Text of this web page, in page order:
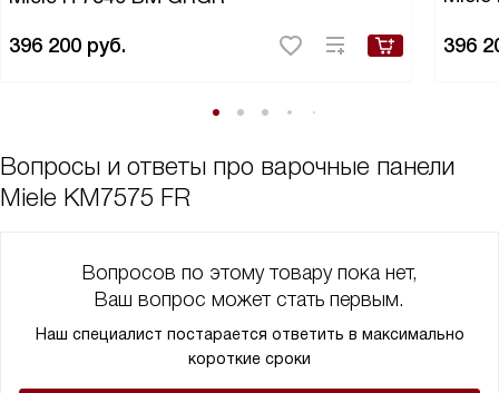
с задачей. Блюда оказались вкусными, все были довольны, а я -
396 200 руб. 396
Вопросы и ответы про варочные панели
Miele KM7575 FR
Вопросов по этому товару пока нет,
Ваш вопрос может стать первым.
Наш специалист постарается ответить в максимально
короткие сроки